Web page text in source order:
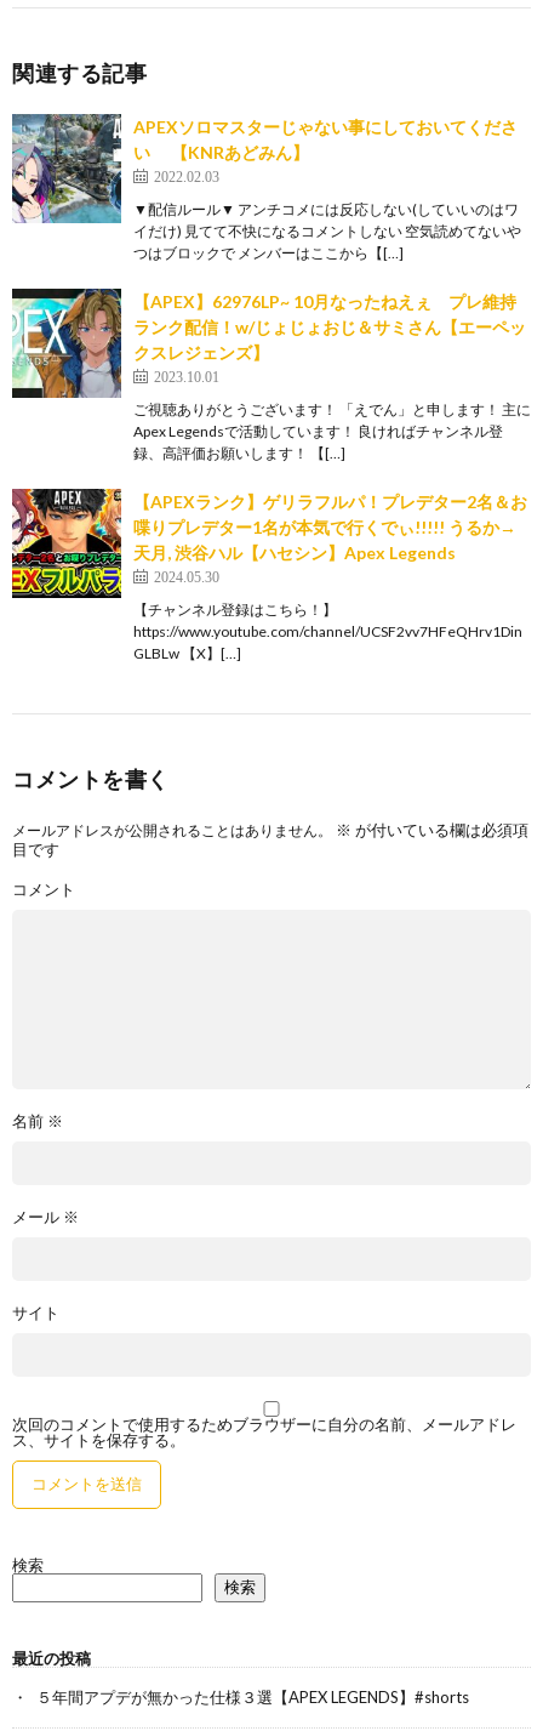
関連する記事
APEXソロマスターじゃない事にしておいてくださ
い 【KNRあどみん】
2022.02.03
▼配信ルール▼ アンチコメには反応しない(していいのはワ
イだけ) 見てて不快になるコメントしない 空気読めてないや
つはブロックで メンバーはここから【[…]
【APEX】62976LP~ 10月なったねえぇ プレ維持
ランク配信！w/じょじょおじ＆サミさん【エーペッ
クスレジェンズ】
2023.10.01
ご視聴ありがとうございます！ 「えでん」と申します！ 主に
Apex Legendsで活動しています！ 良ければチャンネル登
録、高評価お願いします！ 【[…]
【APEXランク】ゲリラフルパ！プレデター2名＆お
喋りプレデター1名が本気で行くでぃ!!!!! うるか→
天月, 渋谷ハル【ハセシン】Apex Legends
2024.05.30
【チャンネル登録はこちら！】
https://www.youtube.com/channel/UCSF2vv7HFeQHrv1Din
GLBLw 【X】[…]
コメントを書く
メールアドレスが公開されることはありません。 ※ が付いている欄は必須項
目です
コメント
名前 ※
メール ※
サイト
次回のコメントで使用するためブラウザーに自分の名前、メールアドレ
ス、サイトを保存する。
検索
検索
最近の投稿
５年間アプデが無かった仕様３選【APEX LEGENDS】#shorts